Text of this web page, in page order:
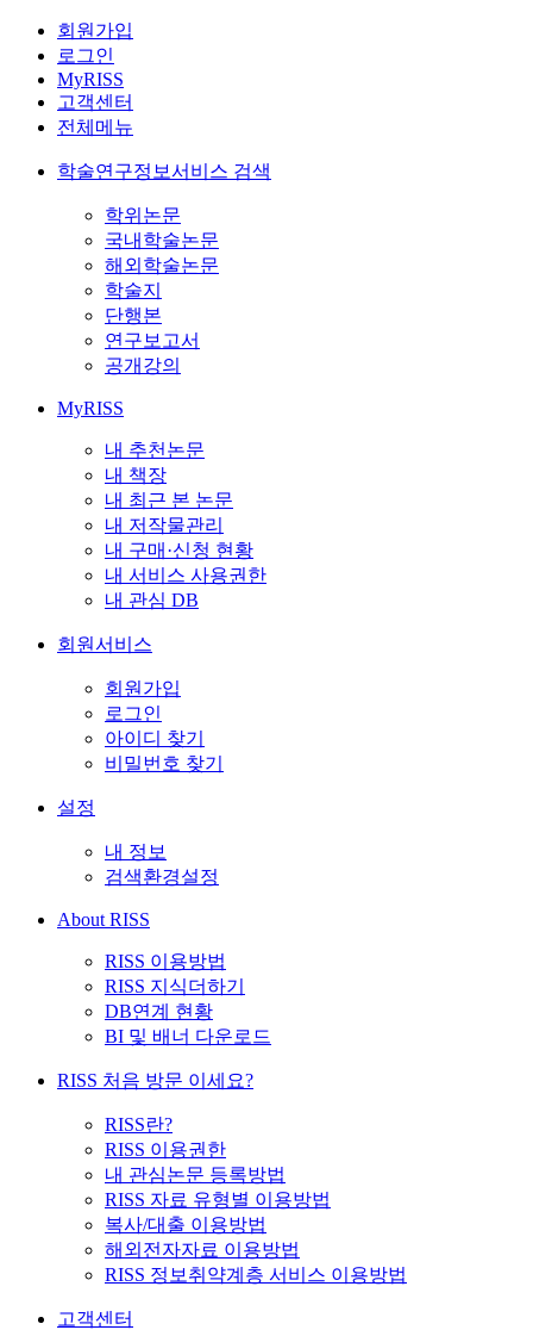
회원가입
로그인
MyRISS
고객센터
전체메뉴
학술연구정보서비스 검색
학위논문
국내학술논문
해외학술논문
학술지
단행본
연구보고서
공개강의
MyRISS
내 추천논문
내 책장
내 최근 본 논문
내 저작물관리
내 구매·신청 현황
내 서비스 사용권한
내 관심 DB
회원서비스
회원가입
로그인
아이디 찾기
비밀번호 찾기
설정
내 정보
검색환경설정
About RISS
RISS 이용방법
RISS 지식더하기
DB연계 현황
BI 및 배너 다운로드
RISS 처음 방문 이세요?
RISS란?
RISS 이용권한
내 관심논문 등록방법
RISS 자료 유형별 이용방법
복사/대출 이용방법
해외전자자료 이용방법
RISS 정보취약계층 서비스 이용방법
고객센터